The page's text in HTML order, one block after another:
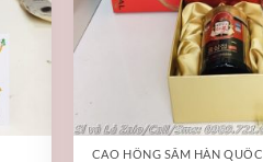
CAO HỒNG SÂM HÀN QUỐC